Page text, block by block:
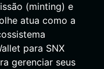
(minting) e
atua como a
para SNX
gerenciar seus